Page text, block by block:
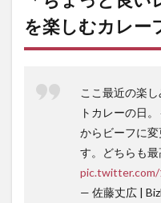
を楽しむカレー
ここ最近の楽
トカレーの日
からビーフに
す。どちらも最
— 佐藤丈広 |